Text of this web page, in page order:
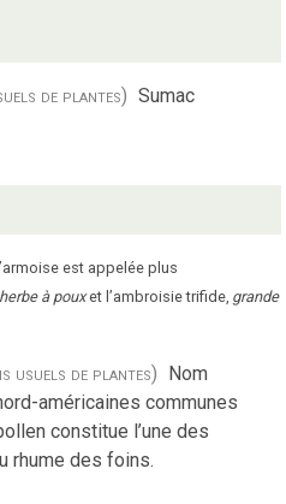
de plantes) Sumac
est appelée plus
à pouxet l’ambroisie trifide, grande
usuels de plantes) Nom
américaines communes
constitue l’une des
rhume des foins.